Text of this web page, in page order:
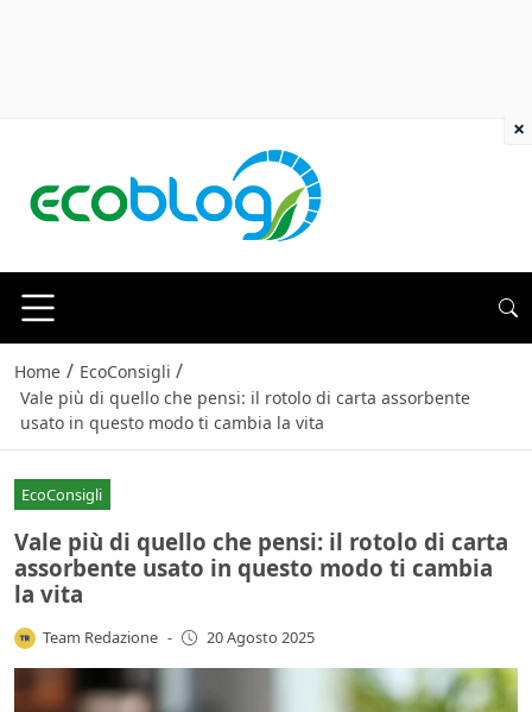
Home / EcoConsigli /
Vale più di quello che pensi: il rotolo di carta assorbente
usato in questo modo ti cambia la vita
EcoConsigli
Vale più di quello che pensi: il rotolo di carta
assorbente usato in questo modo ti cambia
la vita
Team Redazione - 20 Agosto 2025
×